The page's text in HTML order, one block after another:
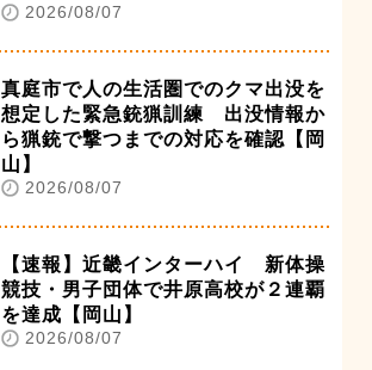
2026/08/07
真庭市で人の生活圏でのクマ出没を
想定した緊急銃猟訓練 出没情報か
ら猟銃で撃つまでの対応を確認【岡
山】
2026/08/07
【速報】近畿インターハイ 新体操
競技・男子団体で井原高校が２連覇
を達成【岡山】
2026/08/07